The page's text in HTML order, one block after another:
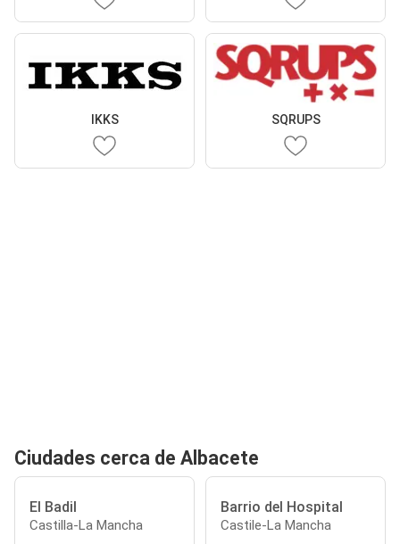
IKKS SQRUPS
Ciudades cerca de Albacete
El Badil
Castilla-La Mancha
Barrio del Hospital
Castile-La Mancha